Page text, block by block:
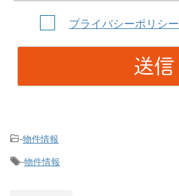
プライバシーポリシー
-物件情報
-物件情報